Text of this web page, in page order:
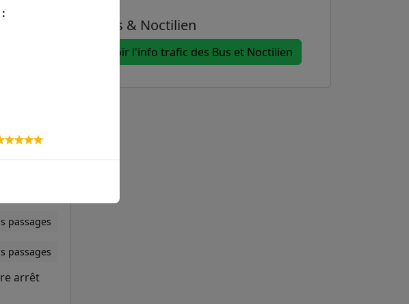
passages
passages
passages
passages
passages
passages
passages
arrêt
Bus & Noctilien
Voir l'info trafic des Bus et Noctilien